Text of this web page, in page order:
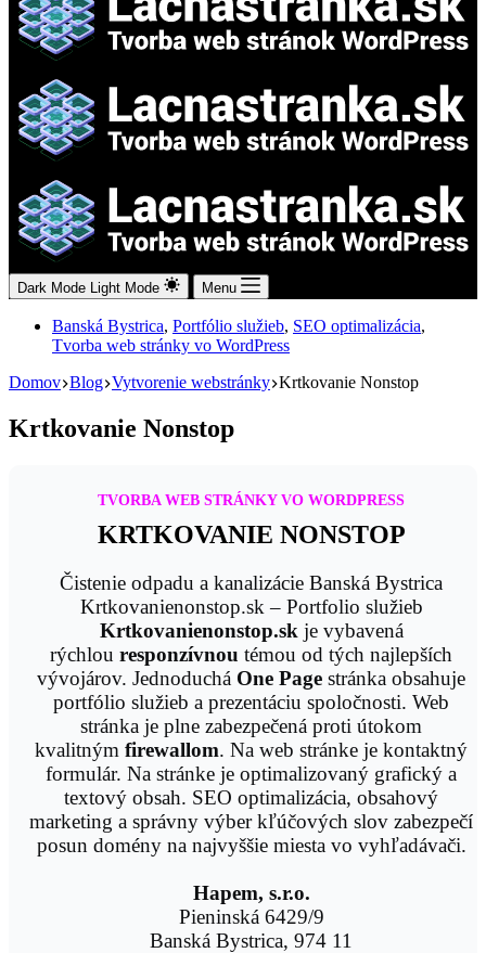
Dark Mode Light Mode Menu
Banská Bystrica, Portfólio služieb, SEO optimalizácia,
Tvorba web stránky vo WordPress
Domov Blog Vytvorenie webstránky Krtkovanie Nonstop
Krtkovanie Nonstop
TVORBA WEB STRÁNKY VO WORDPRESS
KRTKOVANIE NONSTOP
Čistenie odpadu a kanalizácie​ Banská Bystrica
Krtkovanienonstop.sk – Portfolio služieb
Krtkovanienonstop.sk je vybavená
rýchlou responzívnou témou od tých najlepších
vývojárov. Jednoduchá One Page stránka obsahuje
portfólio služieb a prezentáciu spoločnosti. Web
stránka je plne zabezpečená proti útokom
kvalitným firewallom. Na web stránke je kontaktný
formulár. Na stránke je optimalizovaný grafický a
textový obsah. SEO optimalizácia, obsahový
marketing a správny výber kľúčových slov zabezpečí
posun domény na najvyššie miesta vo vyhľadávači.
Hapem, s.r.o.
Pieninská 6429/9
Banská Bystrica, 974 11